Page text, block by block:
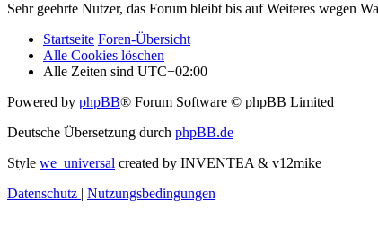
Sehr geehrte Nutzer, das Forum bleibt bis auf Weiteres wegen
Startseite Foren-Übersicht
Alle Cookies löschen
Alle Zeiten sind UTC+02:00
Powered by phpBB® Forum Software © phpBB Limited
Deutsche Übersetzung durch phpBB.de
Style we_universal created by INVENTEA & v12mike
Datenschutz | Nutzungsbedingungen